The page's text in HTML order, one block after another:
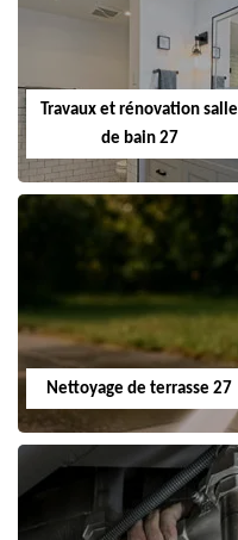
Travaux et rénovation salle
de bain 27
Nettoyage de terrasse 27